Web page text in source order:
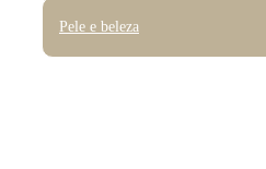
Pele e beleza